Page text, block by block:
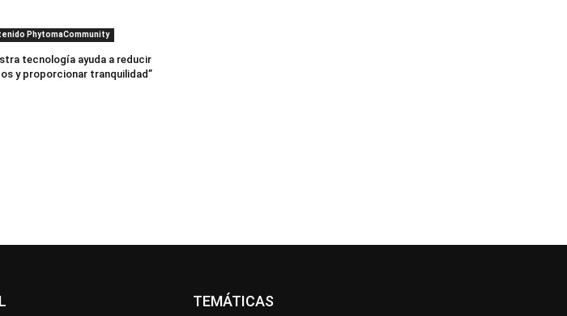
PhytomaCommunity
tecnología ayuda a reducir
y proporcionar tranquilidad”
TEMÁTICAS